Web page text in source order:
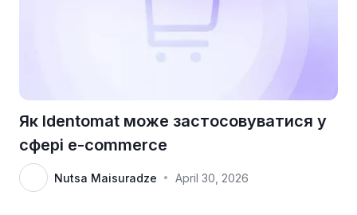
Як Identomat може застосовуватися у
сфері e-commerce
Nutsa Maisuradze • April 30, 2026